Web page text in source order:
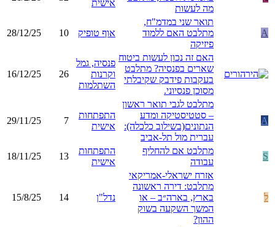
מה לעשות
אישית
A
תואר שני במדמ"ח,
מתלבט האם ללמוד
פיזיקה
אוף טופיק 10
28/12/25
האם זה נכון לעשות ביטוח
שארים בפנסיה? מתלבט
בעקבות פידבק שקיבלתי
מסוכן פנסיוני.
פנסיה, גמל
וקרנות
השתלמות
26
16/12/25
A
מתלבט לגבי תואר ראשון
– סטטיסטיקה ומדע
הנתונים(בשילוב כלכלה):
עברית מול תל-אביב
התפתחות
אישית
7
29/11/25
S
מתלבט אם להחליף
עבודה
התפתחות
אישית
13
18/11/25
ל
אזרח ישראלי-אמריקאי
מתלבט: דירה ראשונה
בארץ, בארה״ב – או
המשך השקעה בשוק
ההון?
נדל"ן 14
15/8/25